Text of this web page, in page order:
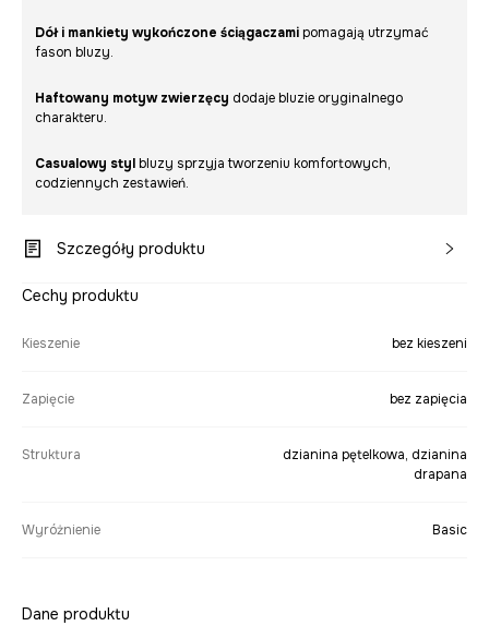
Dół i mankiety wykończone ściągaczami pomagają utrzymać
fason bluzy.
Haftowany motyw zwierzęcy dodaje bluzie oryginalnego
charakteru.
Casualowy styl bluzy sprzyja tworzeniu komfortowych,
codziennych zestawień.
Szczegóły produktu
Cechy produktu
Kieszenie bez kieszeni
Zapięcie bez zapięcia
Struktura
dzianina pętelkowa, dzianina
drapana
Wyróżnienie Basic
Dane produktu